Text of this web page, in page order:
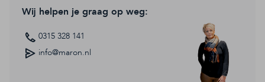
Wij helpen je graag op weg:
0315 328 141
info@maron.nl